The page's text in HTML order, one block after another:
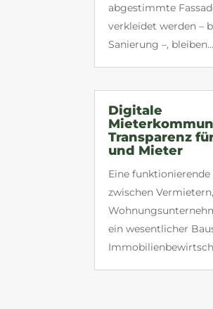
abgestimmte
verkleidet werden –
Sanierung –, bleiben...
Digitale
Transparenz
und Mieter
Eine
zwischen Vermietern,
ein wesentlicher